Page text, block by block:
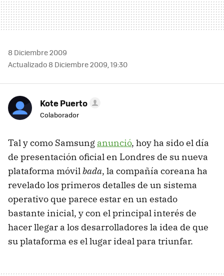
8 Diciembre 2009
Actualizado 8 Diciembre 2009, 19:30
Kote Puerto
Colaborador
Tal y como Samsung anunció, hoy ha sido el día
de presentación oficial en Londres de su nueva
plataforma móvil bada, la compañía coreana ha
revelado los primeros detalles de un sistema
operativo que parece estar en un estado
bastante inicial, y con el principal interés de
hacer llegar a los desarrolladores la idea de que
su plataforma es el lugar ideal para triunfar.